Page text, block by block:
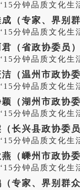
分钟品质文化生
（专家、界别
分钟品质文化生
（省政协委员）
分钟品质文化生
（温州市政协委
分钟品质文化生
（湖州市政协委
分钟品质文化生
长兴县政协委员
分钟品质文化生
（嵊州市政协委
分钟品质文化生
专家、界别群